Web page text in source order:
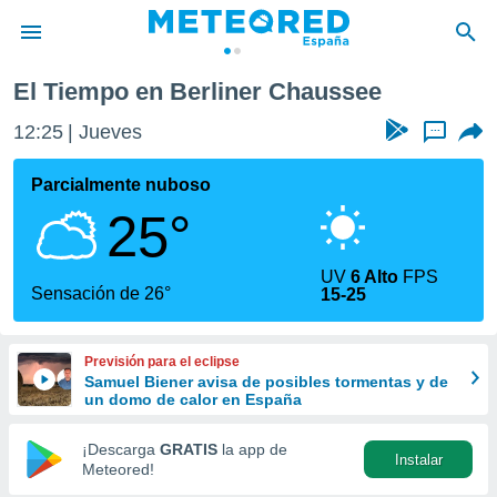
de
por
se
calidad.
a este
las
y
forma
digital
basada
El Tiempo en Berliner Chaussee
12:25 Jueves ...
Parcialmente nuboso
25°
Sensación de 26°
UV6 Alto FPS
15-25
Previsión para el eclipse
Samuel Biener avisa de posibles tormentas y de
un domo de calor en España
¡Descarga GRATIS la app de
Meteored!
Instalar